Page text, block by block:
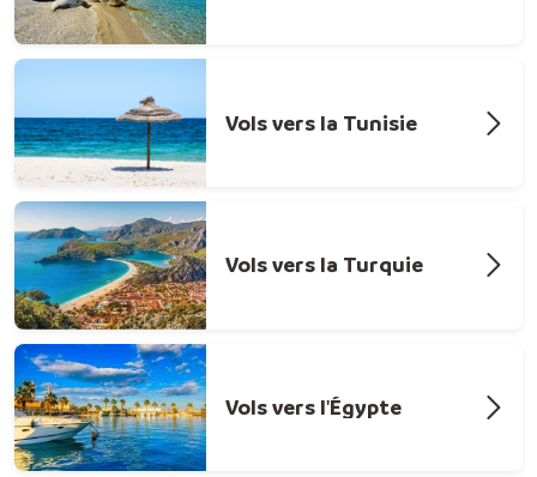
Vols vers la Tunisie
Vols vers la Turquie
Vols vers l'Égypte